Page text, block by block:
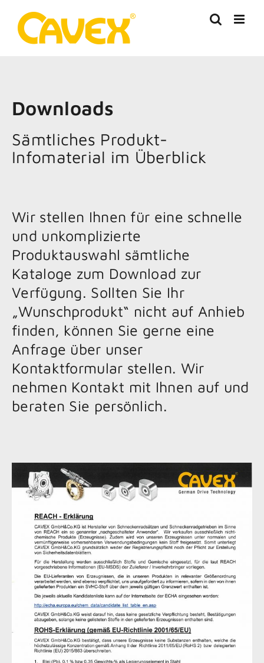
Inhalt
springen
Downloads
Sämtliches Produkt-
Infomaterial im Überblick
Wir stellen Ihnen für eine schnelle
und unkomplizierte
Produktauswahl sämtliche
Kataloge zum Download zur
Verfügung. Sollten Sie Ihr
„Wunschprodukt“ nicht auf Anhieb
finden, können Sie gerne eine
Anfrage über unser
Kontaktformular stellen. Wir
nehmen Kontakt mit Ihnen auf und
beraten Sie persönlich.